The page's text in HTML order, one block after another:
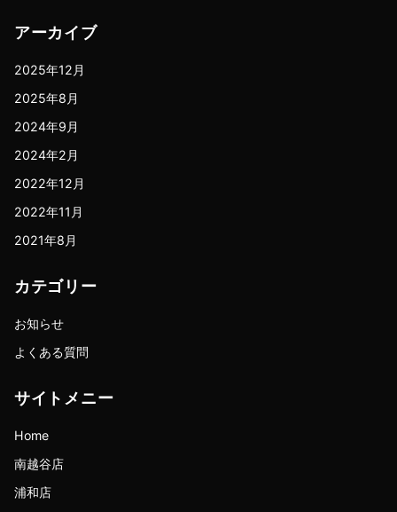
アーカイブ
2025年12月
2025年8月
2024年9月
2024年2月
2022年12月
2022年11月
2021年8月
カテゴリー
お知らせ
よくある質問
サイトメニー
Home
南越谷店
浦和店